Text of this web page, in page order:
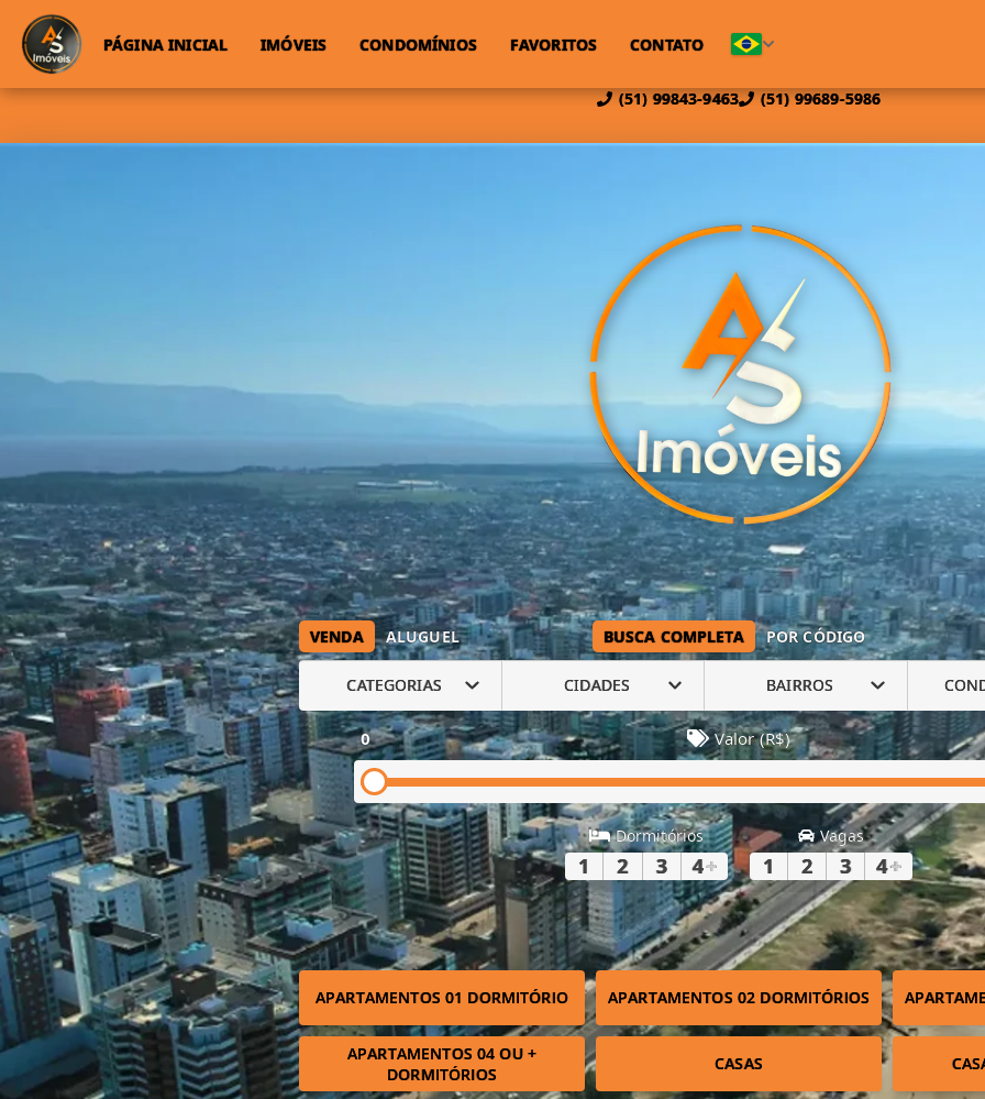
(51) 99843-9463 (51) 99689-5986
PÁGINA INICIAL IMÓVEIS CONDOMÍNIOS FAVORITOS CONTATO
VENDA ALUGUEL BUSCA COMPLETA POR CÓDIGO
CATEGORIAS CIDADES BAIRROS
0 Valor (R$)
Dormitórios
1 2 3 4+
Vagas
1 2 3 4+
APARTAMENTOS 01 DORMITÓRIO APARTAMENTOS 02 DORMITÓRIOS
APARTAMENTOS 04 OU +
DORMITÓRIOS
CASAS